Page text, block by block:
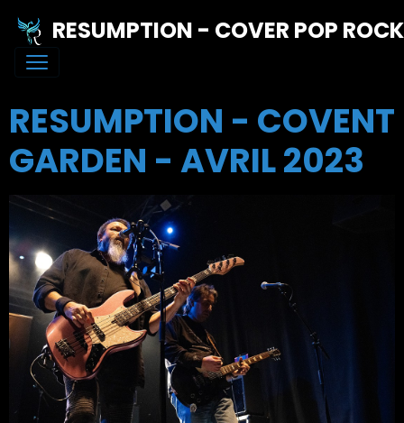
RESUMPTION - COVER POP ROCK
RESUMPTION - COVENT
GARDEN - AVRIL 2023